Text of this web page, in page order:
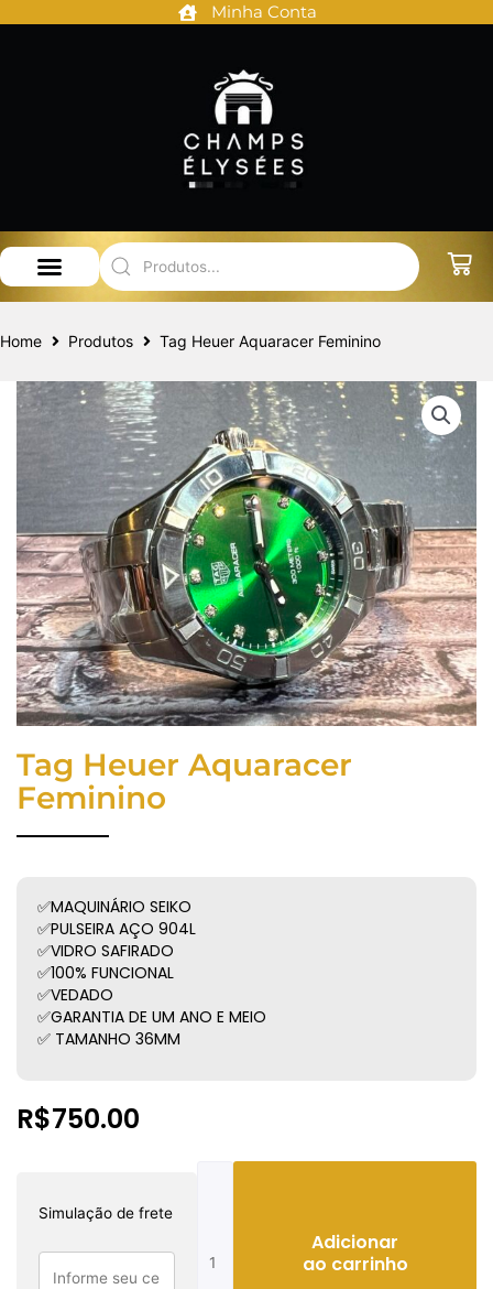
Minha Conta
Home Produtos Tag Heuer Aquaracer Feminino
Tag Heuer Aquaracer
Feminino
✅MAQUINÁRIO SEIKO
✅PULSEIRA AÇO 904L
✅VIDRO SAFIRADO
✅100% FUNCIONAL
✅VEDADO
✅GARANTIA DE UM ANO E MEIO
✅ TAMANHO 36MM
R$750.00
Simulação de frete
quantidade
Adicionar
ao carrinho